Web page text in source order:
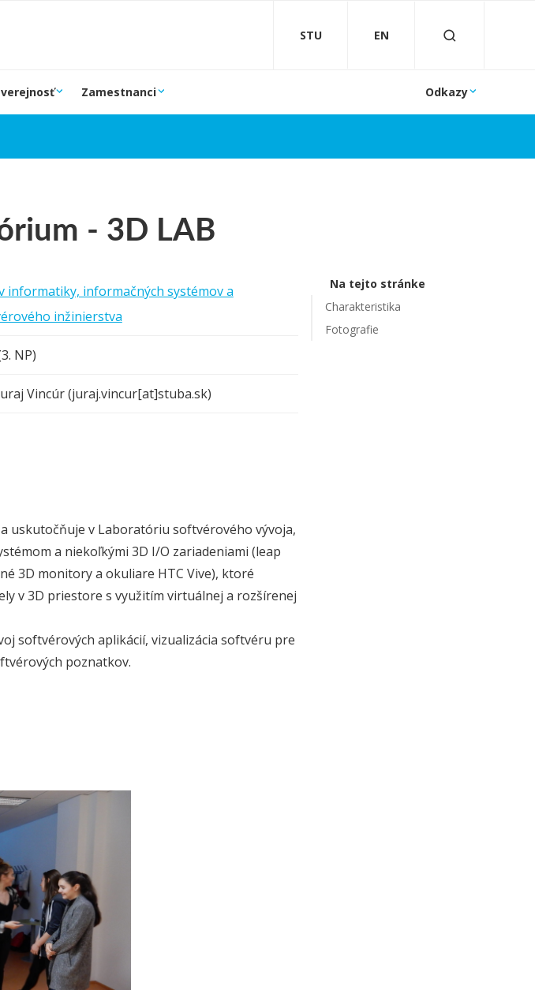
STU EN
Zamestnanci Odkazy
- 3D LAB
Na tejto stránke
Charakteristika
Fotografie
informatiky, informačných systémov a
inžinierstva
NP)
Vincúr (juraj.vincur[at]stuba.sk)
uskutočňuje v Laboratóriu softvérového vývoja,
a niekoľkými 3D I/O zariadeniami (leap
3D monitory a okuliare HTC Vive), ktoré
v 3D priestore s využitím virtuálnej a rozšírenej
softvérových aplikácií, vizualizácia softvéru pre
poznatkov.